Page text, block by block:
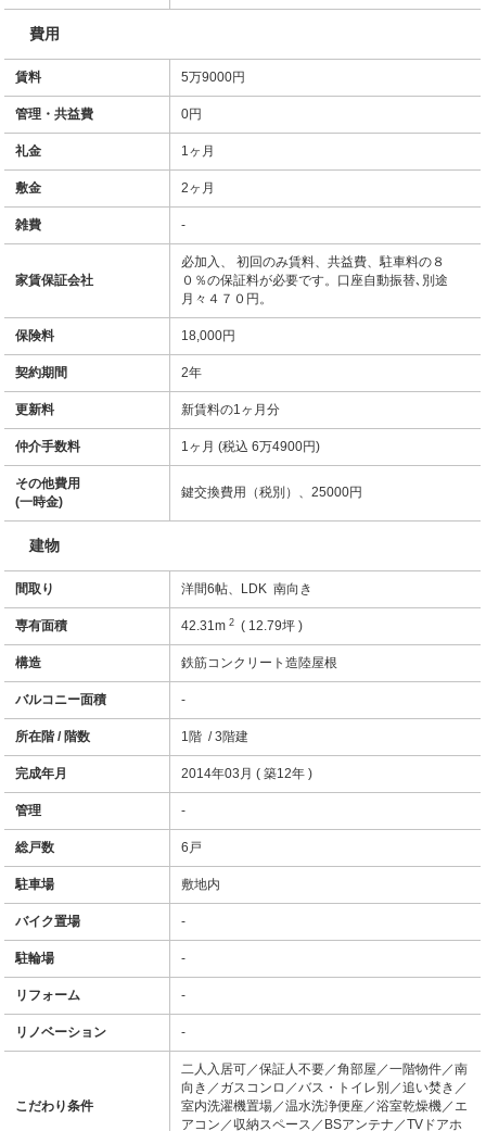
費用
賃料 5万9000円
管理・共益費 0円
礼金 1ヶ月
敷金 2ヶ月
雑費 -
家賃保証会社
必加入、 初回のみ賃料、共益費、駐車料の８
０％の保証料が必要です。口座自動振替､別途
月々４７０円。
保険料 18,000円
契約期間 2年
更新料 新賃料の1ヶ月分
仲介手数料 1ヶ月 (税込 6万4900円)
その他費用
(一時金)
鍵交換費用（税別）、25000円
建物
間取り 洋間6帖、LDK 南向き
専有面積 42.31m2 ( 12.79坪 )
構造 鉄筋コンクリート造陸屋根
バルコニー面積 -
所在階 / 階数 1階 / 3階建
完成年月 2014年03月 ( 築12年 )
管理 -
総戸数 6戸
駐車場 敷地内
バイク置場 -
駐輪場 -
リフォーム -
リノベーション -
こだわり条件
二人入居可／保証人不要／角部屋／一階物件／南
向き／ガスコンロ／バス・トイレ別／追い焚き／
室内洗濯機置場／温水洗浄便座／浴室乾燥機／エ
アコン／収納スペース／BSアンテナ／TVドアホ